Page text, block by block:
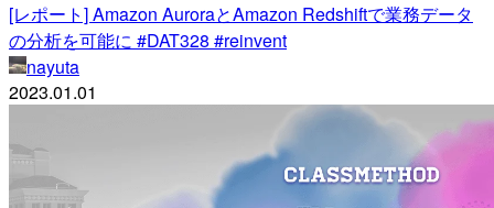
[レポート] Amazon AuroraとAmazon Redshiftで業務データ
の分析を可能に #DAT328 #reinvent
nayuta
2023.01.01